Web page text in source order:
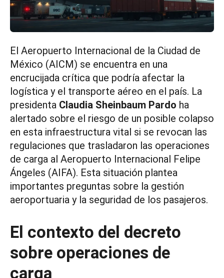
El Aeropuerto Internacional de la Ciudad de
México (AICM) se encuentra en una
encrucijada crítica que podría afectar la
logística y el transporte aéreo en el país. La
presidenta Claudia Sheinbaum Pardo ha
alertado sobre el riesgo de un posible colapso
en esta infraestructura vital si se revocan las
regulaciones que trasladaron las operaciones
de carga al Aeropuerto Internacional Felipe
Ángeles (AIFA). Esta situación plantea
importantes preguntas sobre la gestión
aeroportuaria y la seguridad de los pasajeros.
El contexto del decreto
sobre operaciones de
carga